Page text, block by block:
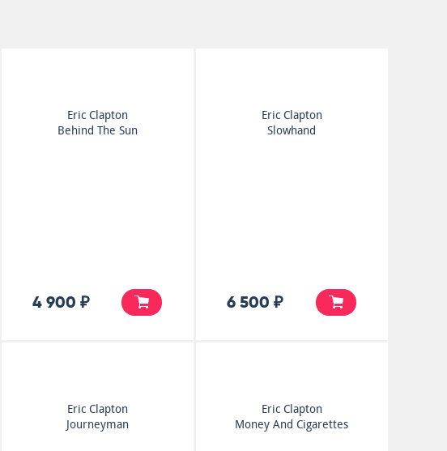
Eric Clapton
Behind The Sun
4 900 ₽
Eric Clapton
Slowhand
6 500 ₽
Eric Clapton
Journeyman
Eric Clapton
Money And Cigarettes